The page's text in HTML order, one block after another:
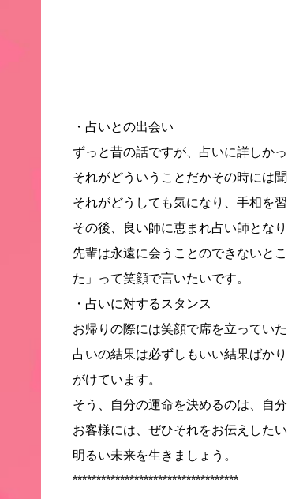
・占いとの出会い
ずっと昔の話ですが、占いに詳しか
それがどういうことだかその時には
それがどうしても気になり、手相を
その後、良い師に恵まれ占い師とな
先輩は永遠に会うことのできないと
た」って笑顔で言いたいです。
・占いに対するスタンス
お帰りの際には笑顔で席を立ってい
占いの結果は必ずしもいい結果ばか
がけています。
そう、自分の運命を決めるのは、自分
お客様には、ぜひそれをお伝えしたい
明るい未来を生きましょう。
***********************************